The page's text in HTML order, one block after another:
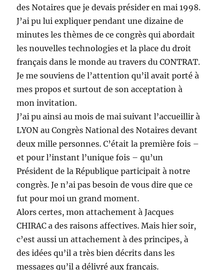
des Notaires que je devais présider en mai 1998.
J’ai pu lui expliquer pendant une dizaine de
minutes les thèmes de ce congrès qui abordait
les nouvelles technologies et la place du droit
français dans le monde au travers du CONTRAT.
Je me souviens de l’attention qu’il avait porté à
mes propos et surtout de son acceptation à
mon invitation.
J’ai pu ainsi au mois de mai suivant l’accueillir à
LYON au Congrès National des Notaires devant
deux mille personnes. C’était la première fois –
et pour l’instant l’unique fois – qu’un
Président de la République participait à notre
congrès. Je n’ai pas besoin de vous dire que ce
fut pour moi un grand moment.
Alors certes, mon attachement à Jacques
CHIRAC a des raisons affectives. Mais hier soir,
c’est aussi un attachement à des principes, à
des idées qu’il a très bien décrits dans les
messages qu’il a délivré aux français.